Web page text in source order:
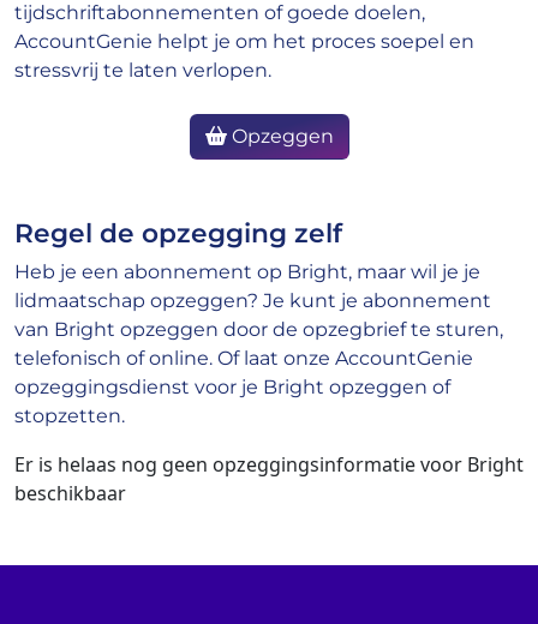
tijdschriftabonnementen of goede doelen,
AccountGenie helpt je om het proces soepel en
stressvrij te laten verlopen.
Opzeggen
Regel de opzegging zelf
Heb je een abonnement op Bright, maar wil je je
lidmaatschap opzeggen? Je kunt je abonnement
van Bright opzeggen door de opzegbrief te sturen,
telefonisch of online. Of laat onze AccountGenie
opzeggingsdienst voor je Bright opzeggen of
stopzetten.
Er is helaas nog geen opzeggingsinformatie voor Bright
beschikbaar